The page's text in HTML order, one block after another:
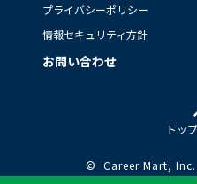
プライバシーポリシー
情報セキュリティ方針
お問い合わせ
トッ
© Career Mart, Inc.